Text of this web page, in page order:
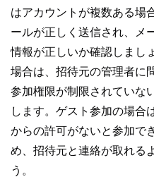
はアカウントが複数ある場
ールが正しく送信され、メ
情報が正しいか確認しまし
場合は、招待元の管理者に
参加権限が制限されていな
します。ゲスト参加の場合
からの許可がないと参加で
め、招待元と連絡が取れる
う。